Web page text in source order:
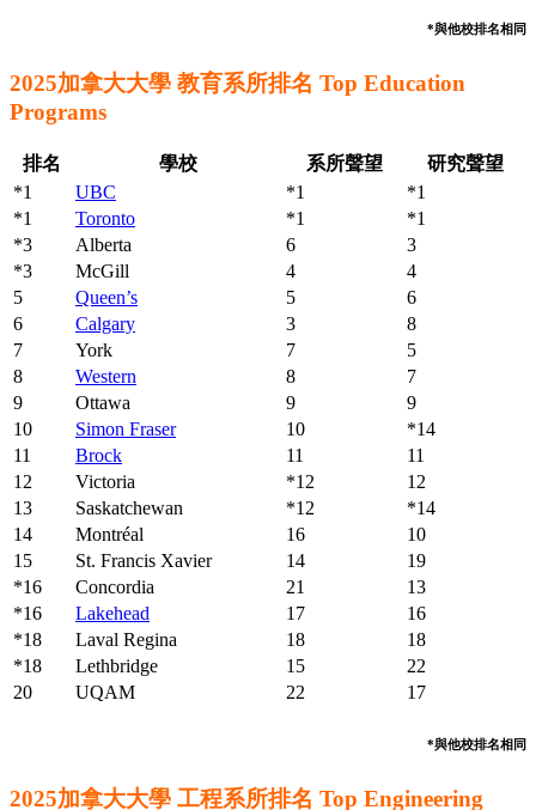
*與他校排名相同
2025加拿大大學 教育系所排名 Top Education
Programs
排名 學校 系所聲望
研究聲望
*1
UBC *1
*1
*1
Toronto *1
*1
*3
Alberta 6
3
*3
McGill 4
4
5
Queen’s 5
6
6
Calgary 3
8
7
York 7
5
8
Western 8
7
9
Ottawa 9
9
10
Simon Fraser 10
*14
11
Brock 11
11
12
Victoria *12
12
13
Saskatchewan *12
*14
14
Montréal 16
10
15
St. Francis Xavier 14
19
*16
Concordia 21
13
*16
Lakehead 17
16
*18
Laval Regina 18
18
*18
Lethbridge 15
22
20
UQAM 22 17
*與他校排名相同
2025加拿大大學 工程系所排名 Top Engineering